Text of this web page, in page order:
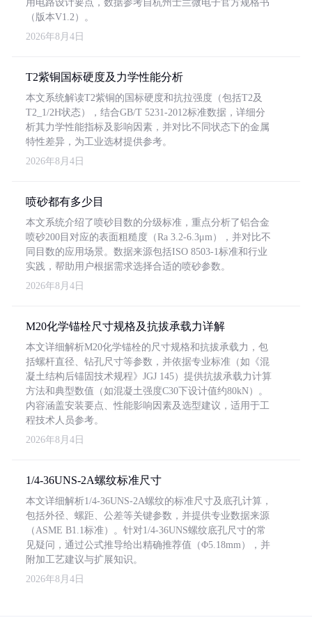
用电路设计要点，数据参考自杭州士兰微电子官方规格书
（版本V1.2）。
2026年8月4日
T2紫铜国标硬度及力学性能分析
本文系统解读T2紫铜的国标硬度和抗拉强度（包括T2及
T2_1/2H状态），结合GB/T 5231-2012标准数据，详细分
析其力学性能指标及影响因素，并对比不同状态下的金属
特性差异，为工业选材提供参考。
2026年8月4日
喷砂都有多少目
本文系统介绍了喷砂目数的分级标准，重点分析了铝合金
喷砂200目对应的表面粗糙度（Ra 3.2-6.3μm），并对比不
同目数的应用场景。数据来源包括ISO 8503-1标准和行业
实践，帮助用户根据需求选择合适的喷砂参数。
2026年8月4日
M20化学锚栓尺寸规格及抗拔承载力详解
本文详细解析M20化学锚栓的尺寸规格和抗拔承载力，包
括螺杆直径、钻孔尺寸等参数，并依据专业标准（如《混
凝土结构后锚固技术规程》JGJ 145）提供抗拔承载力计算
方法和典型数值（如混凝土强度C30下设计值约80kN）。
内容涵盖安装要点、性能影响因素及选型建议，适用于工
程技术人员参考。
2026年8月4日
1/4-36UNS-2A螺纹标准尺寸
本文详细解析1/4-36UNS-2A螺纹的标准尺寸及底孔计算，
包括外径、螺距、公差等关键参数，并提供专业数据来源
（ASME B1.1标准）。针对1/4-36UNS螺纹底孔尺寸的常
见疑问，通过公式推导给出精确推荐值（Φ5.18mm），并
附加工艺建议与扩展知识。
2026年8月4日